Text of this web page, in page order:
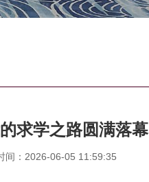
求学之路圆满落幕
间：2026-06-05 11:59:35